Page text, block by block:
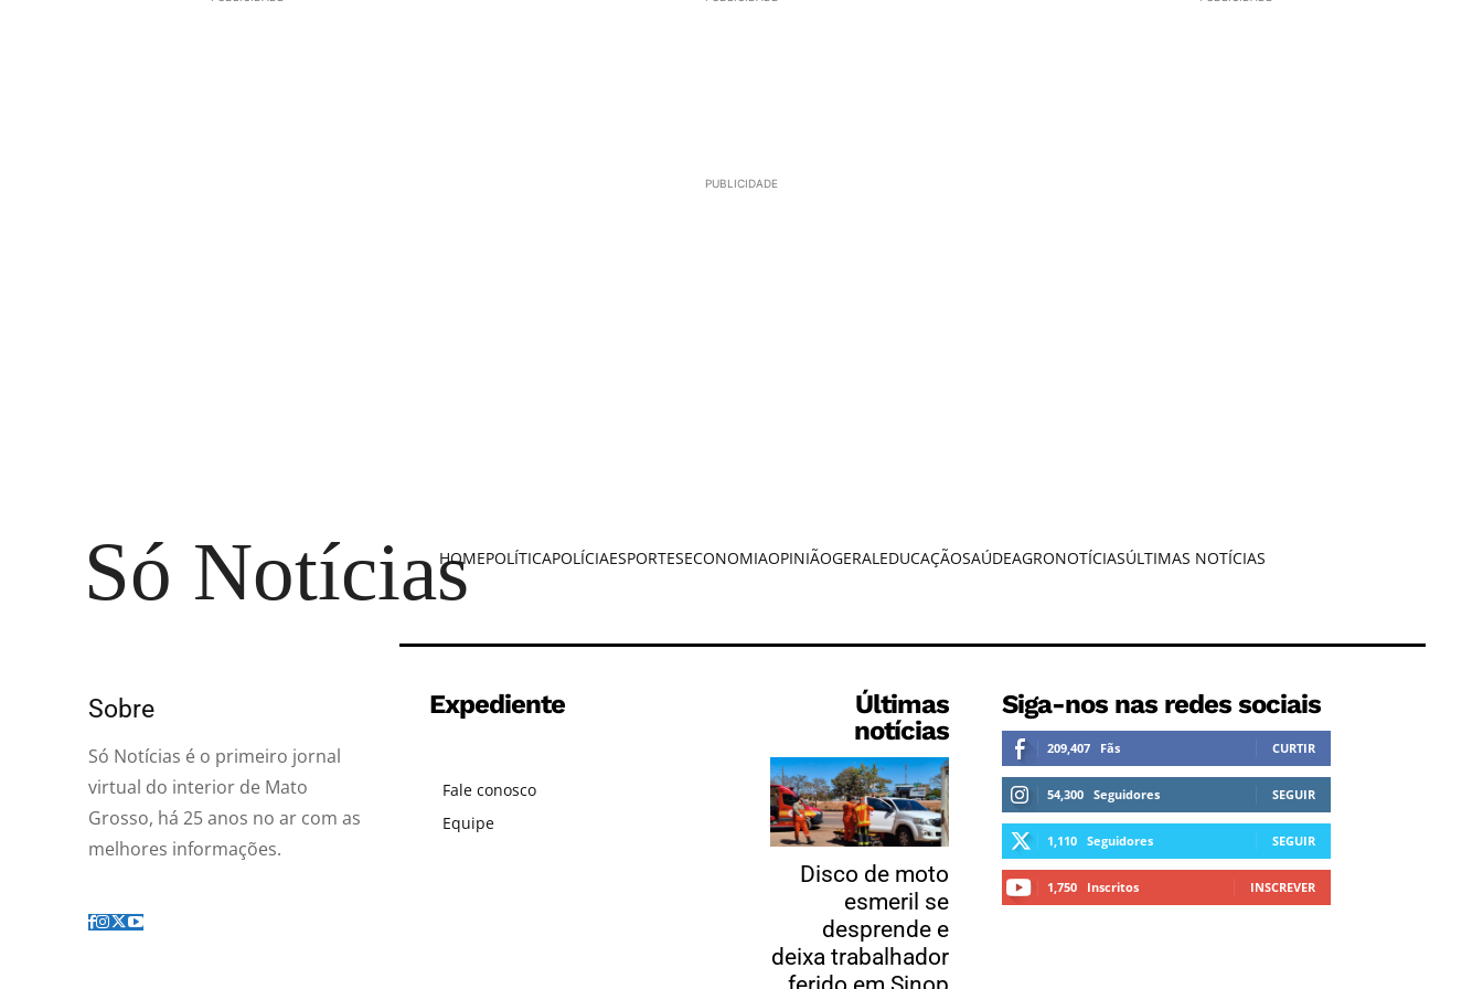
PUBLICIDADE
Só Notícias
HOMEPOLÍTICAPOLÍCIAESPORTESECONOMIAOPINIÃOGERALEDUCAÇÃOSAÚDEAGRONOTÍCIASÚLTIMAS NOTÍCIAS
Sobre
Só Notícias é o primeiro jornal
virtual do interior de Mato
Grosso, há 25 anos no ar com as
melhores informações.
Expediente
Fale conosco
Equipe
Últimas
notícias
Disco de moto
esmeril se
desprende e
deixa trabalhador
Siga-nos nas redes sociais
209,407 Fãs CURTIR
54,300 Seguidores SEGUIR
1,110 Seguidores SEGUIR
1,750 Inscritos INSCREVER